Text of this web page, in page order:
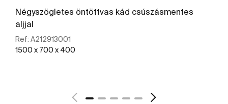
Négyszögletes öntöttvas kád csúszásmentes
aljjal
Ref: A212913001
1500 x 700 x 400